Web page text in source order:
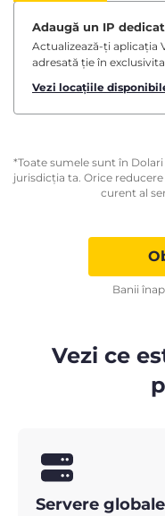
Adaugă un IP dedicat
Actualizează-ți aplicația
adresată ție în
Vezi locațiile
*Toate sumele sunt în
jurisdicția ta. Orice
curent al
Banii
Vezi ce
Servere